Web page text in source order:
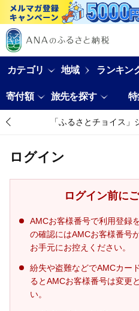
カテゴリ 地域 ランキン
寄付額 旅先を探す
「ふるさとチョイス
ログイン
ログイン前に
AMCお客様番号で利用登録
の確認にはAMCお客様番号
お手元にお控えください。
紛失や盗難などでAMCカー
るとAMCお客様番号は変更
い。